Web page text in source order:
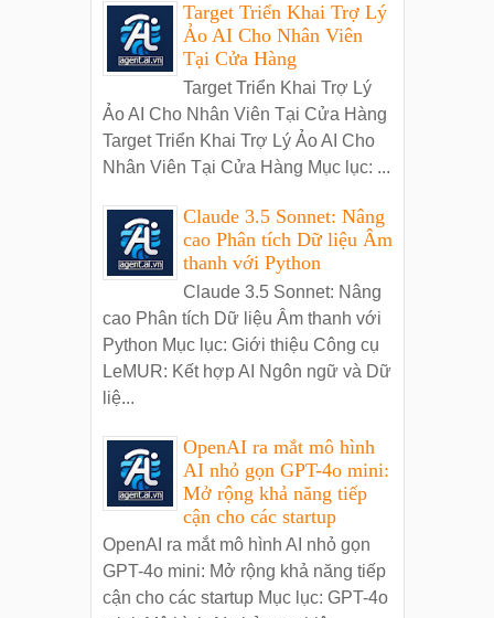
Target Triển Khai Trợ Lý
Ảo AI Cho Nhân Viên
Tại Cửa Hàng
Target Triển Khai Trợ Lý
Ảo AI Cho Nhân Viên Tại Cửa Hàng
Target Triển Khai Trợ Lý Ảo AI Cho
Nhân Viên Tại Cửa Hàng Mục lục: ...
Claude 3.5 Sonnet: Nâng
cao Phân tích Dữ liệu Âm
thanh với Python
Claude 3.5 Sonnet: Nâng
cao Phân tích Dữ liệu Âm thanh với
Python Mục lục: Giới thiệu Công cụ
LeMUR: Kết hợp AI Ngôn ngữ và Dữ
liệ...
OpenAI ra mắt mô hình
AI nhỏ gọn GPT-4o mini:
Mở rộng khả năng tiếp
cận cho các startup
OpenAI ra mắt mô hình AI nhỏ gọn
GPT-4o mini: Mở rộng khả năng tiếp
cận cho các startup Mục lục: GPT-4o